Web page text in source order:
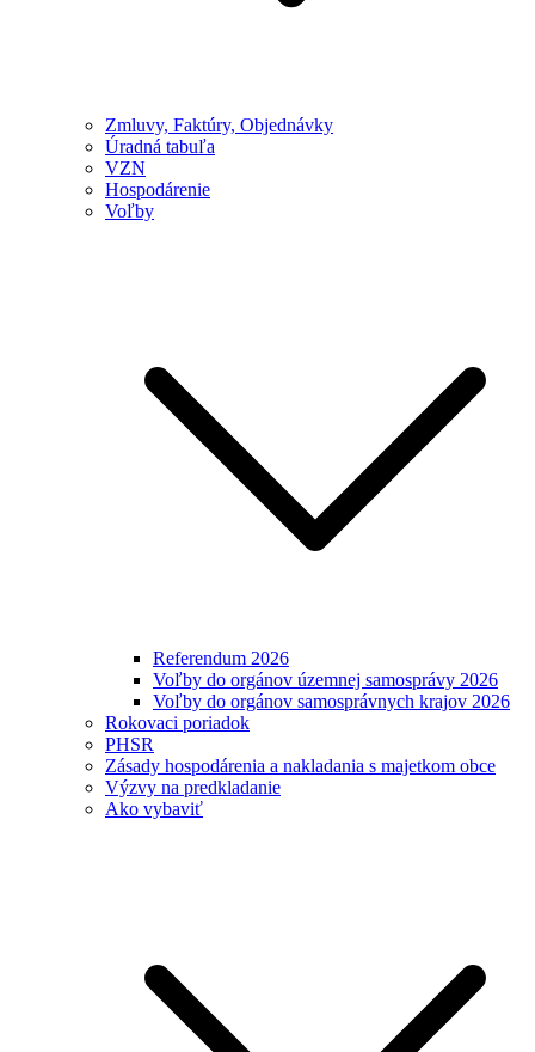
Zmluvy, Faktúry, Objednávky
Úradná tabuľa
VZN
Hospodárenie
Voľby
Referendum 2026
Voľby do orgánov územnej samosprávy 2026
Voľby do orgánov samosprávnych krajov 2026
Rokovaci poriadok
PHSR
Zásady hospodárenia a nakladania s majetkom obce
Výzvy na predkladanie
Ako vybaviť